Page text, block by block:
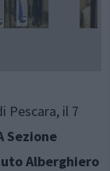
Pescara, il 7
Sezione
Alberghiero